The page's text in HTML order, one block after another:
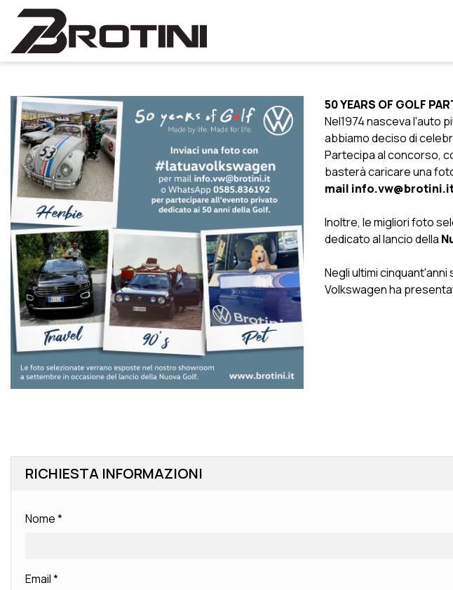
50 YEARS OF GOLF
Nel1974 nasceva l'auto
abbiamo deciso di
Partecipa al concorso,
basterà caricare una
mail
Inoltre, le migliori foto
dedicato al lancio della
Negli ultimi
Volkswagen ha
RICHIESTA INFORMAZIONI
Nome*
Email*